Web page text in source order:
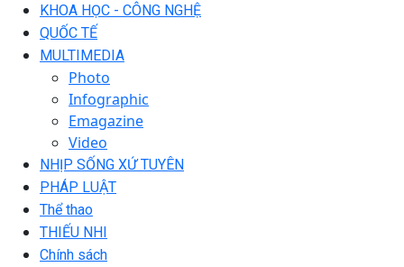
KHOA HỌC - CÔNG NGHỆ
QUỐC TẾ
MULTIMEDIA
Photo
Infographic
Emagazine
Video
NHỊP SỐNG XỨ TUYÊN
PHÁP LUẬT
Thể thao
THIẾU NHI
Chính sách